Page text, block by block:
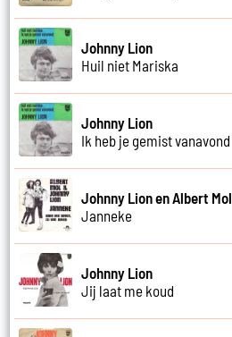
Johnny Lion
Huil niet Mariska
Johnny Lion
Ik heb je gemist vanavond
Johnny Lion en Albert Mol
Janneke
Johnny Lion
Jij laat me koud